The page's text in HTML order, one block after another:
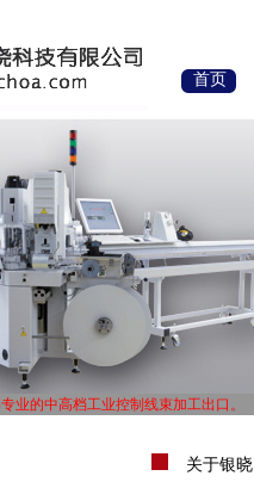
首页
业的中高档工业控制线束加工出口。
体系认证，ISO14000体系认证。
关于银晓